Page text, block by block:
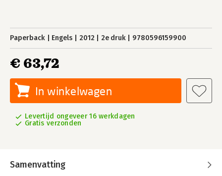
Paperback Engels 2012 2e druk 9780596159900
€ 63,72
In winkelwagen
Levertijd ongeveer 16 werkdagen
Gratis verzonden
Samenvatting